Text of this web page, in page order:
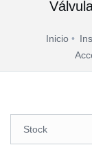
Inicio